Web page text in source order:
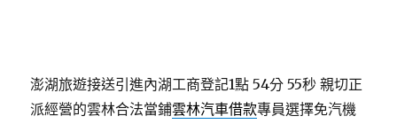
澎湖旅遊接送引進內湖工商登記1點 54分 55秒 親切正
派經營的雲林合法當鋪雲林汽車借款專員選擇免汽機